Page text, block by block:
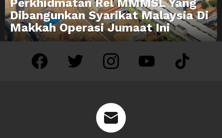
Perkhidmatan Rel MMMSL Yang
Dibangunkan Syarikat Malaysia Di
Makkah Operasi Jumaat Ini
facebook twitter instagram youtube tiktok